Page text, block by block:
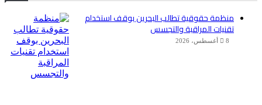
منظمة حقوقية تطالب البحرين بوقف استخدام
تقنيات المراقبة والتجسس
8 أغسطس، 2026